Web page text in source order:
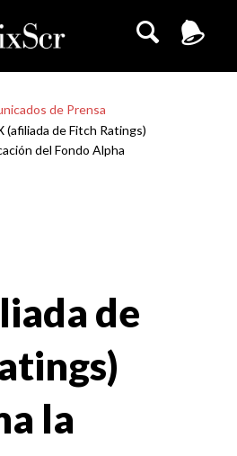
de Prensa
(afiliada de Fitch Ratings)
del Fondo Alpha
de
la